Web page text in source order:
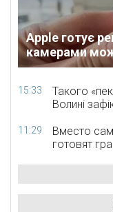
Apple готує
камерами
15:33
Такого
Волині
11:29
Вместо
готовят